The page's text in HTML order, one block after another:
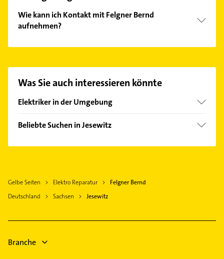
Wie kann ich Kontakt mit Felgner Bernd
aufnehmen?
finden Sie alleKontaktdaten.
Was Sie auch interessieren könnte
Elektriker in der Umgebung
Krostitz
Eilenburg
Laußig
Bennewitz bei Wurzen
Beliebte Suchen in Jesewitz
Heizungsfirmen
Bauunternehmen
Gelbe Seiten Elektro Reparatur
Felgner Bernd
Deutschland
Sachsen Jesewitz
Branche